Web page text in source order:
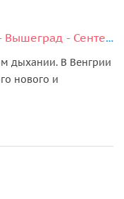
Дунайская рапсодия: Эстергом - Вышеград - Сентендре
дыхании. В Венгрии
нового и